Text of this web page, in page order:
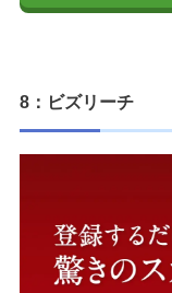
8：ビズリーチ